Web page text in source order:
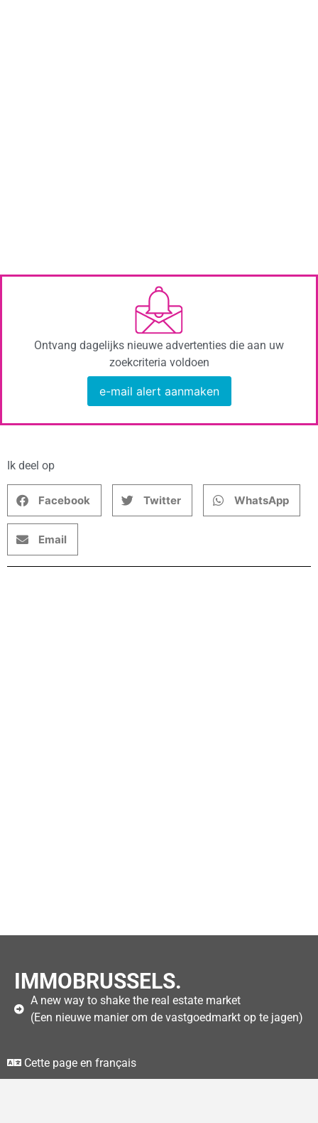
Ontvang dagelijks nieuwe advertenties die aan uw
zoekcriteria voldoen
e-mail alert aanmaken
Ik deel op
Facebook Twitter WhatsApp
Email
IMMOBRUSSELS.
A new way to shake the real estate market
(Een nieuwe manier om de vastgoedmarkt op te jagen)
Cette page en français